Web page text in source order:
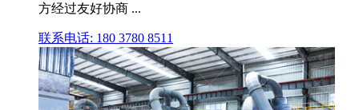
方经过友好协商 ...
联系电话: 180 3780 8511